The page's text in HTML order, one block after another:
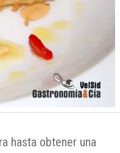
hasta obtener una